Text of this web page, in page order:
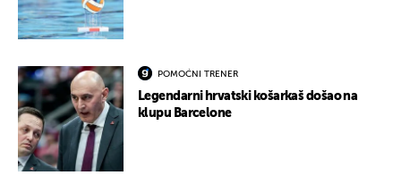
POMOĆNI TRENER
Legendarni hrvatski košarkaš došao na
klupu Barcelone